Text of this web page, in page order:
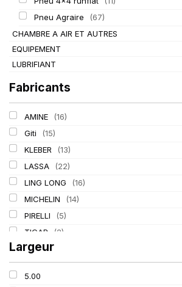
Pneu Agraire
(67)
CHAMBRE A AIR ET AUTRES
EQUIPEMENT
LUBRIFIANT
Fabricants
AMINE
(16)
Giti
(15)
KLEBER
(13)
LASSA
(22)
LING LONG
(16)
MICHELIN
(14)
PIRELLI
(5)
TIGAR
(2)
Largeur
5.00